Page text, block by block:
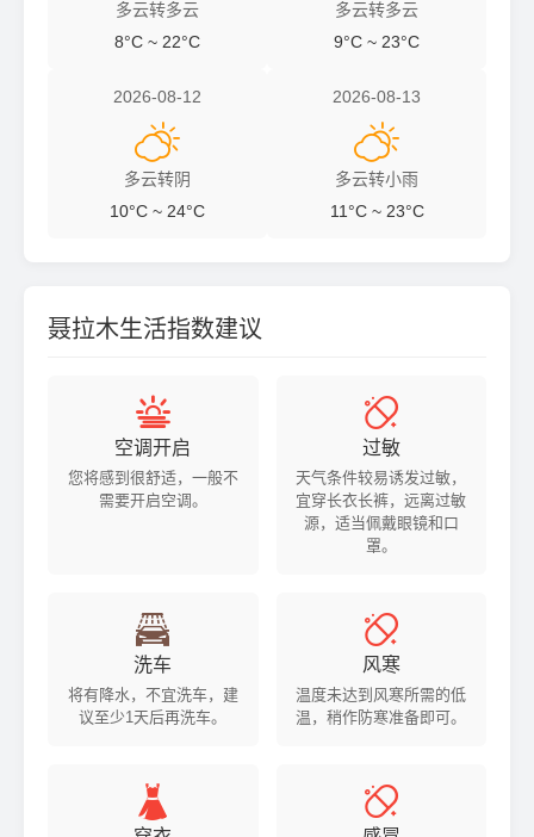
多云转多云
8°C ~ 22°C
多云转多云
9°C ~ 23°C
2026-08-12

多云转阴
10°C ~ 24°C
2026-08-13

多云转小雨
11°C ~ 23°C
聂拉木生活指数建议

空调开启
您将感到很舒适，一般不
需要开启空调。

过敏
天气条件较易诱发过敏，
宜穿长衣长裤，远离过敏
源，适当佩戴眼镜和口
罩。

洗车
将有降水，不宜洗车，建
议至少1天后再洗车。

风寒
温度未达到风寒所需的低
温，稍作防寒准备即可。
 